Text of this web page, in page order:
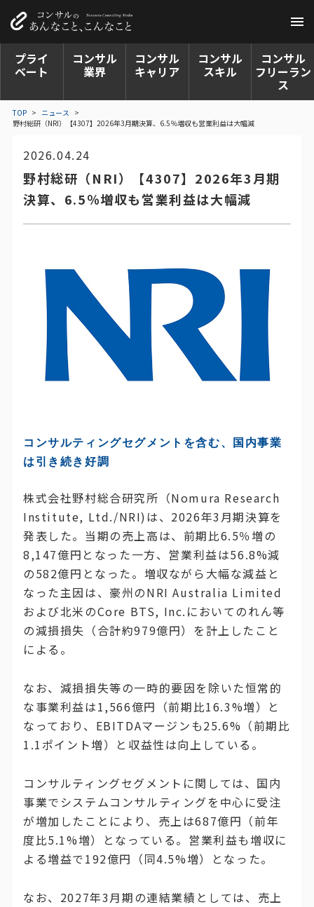
プライ
ベート
コンサル
業界
コンサル
キャリア
コンサル
スキル
コンサル
フリーラン
ス
TOP > ニュース >
野村総研（NRI）【4307】2026年3月期決算、6.5％増収も営業利益は大幅減
2026.04.24
野村総研（NRI）【4307】2026年3月期
決算、6.5％増収も営業利益は大幅減
コンサルティングセグメントを含む、国内事業
は引き続き好調
株式会社野村総合研究所（Nomura Research
Institute, Ltd./NRI)は、2026年3月期決算を
発表した。当期の売上高は、前期比6.5％増の
8,147億円となった一方、営業利益は56.8%減
の582億円となった。増収ながら大幅な減益と
なった主因は、豪州のNRI Australia Limited
および北米のCore BTS, Inc.においてのれん等
の減損損失（合計約979億円）を計上したこと
による。
なお、減損損失等の一時的要因を除いた恒常的
な事業利益は1,566億円（前期比16.3%増）と
なっており、EBITDAマージンも25.6%（前期比
1.1ポイント増）と収益性は向上している。
コンサルティングセグメントに関しては、国内
事業でシステムコンサルティングを中心に受注
が増加したことにより、売上は687億円（前年
度比5.1%増）となっている。営業利益も増収に
よる増益で192億円（同4.5%増）となった。
なお、2027年3月期の連結業績としては、売上